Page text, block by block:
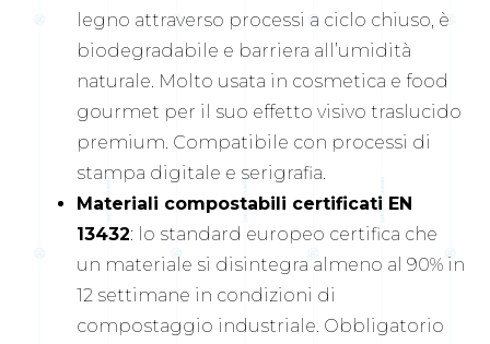
legno attraverso processi a ciclo chiuso, è
biodegradabile e barriera all’umidità
naturale. Molto usata in cosmetica e food
gourmet per il suo effetto visivo traslucido
premium. Compatibile con processi di
stampa digitale e serigrafia.
Materiali compostabili certificati EN
13432: lo standard europeo certifica che
un materiale si disintegra almeno al 90% in
12 settimane in condizioni di
compostaggio industriale. Obbligatorio